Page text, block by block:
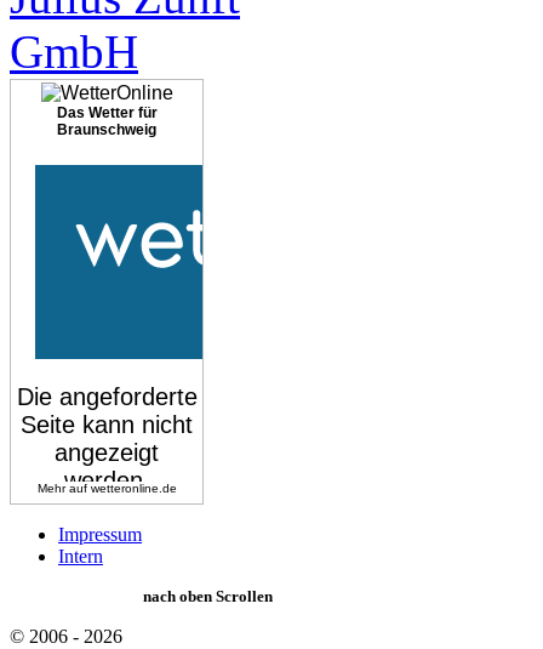
Das Wetter für
Braunschweig
Mehr auf wetteronline.de
Impressum
Intern
nach oben Scrollen
© 2006 - 2026